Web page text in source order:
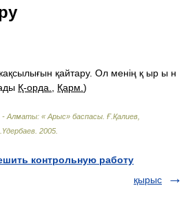
қайтару. Ол менің қ ыр ы н
Қ-орда. Қарм. )
- Алматы: « Арыс» баспасы Ғ.Қалиев,
2005
контрольную работу
қырыс